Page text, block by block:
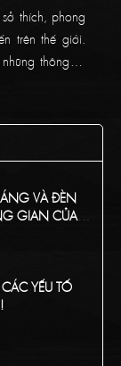
thích, phong
trên thế giới.
thông tin
VÀ ĐÈN
GIAN CỦA
YẾU TỐ